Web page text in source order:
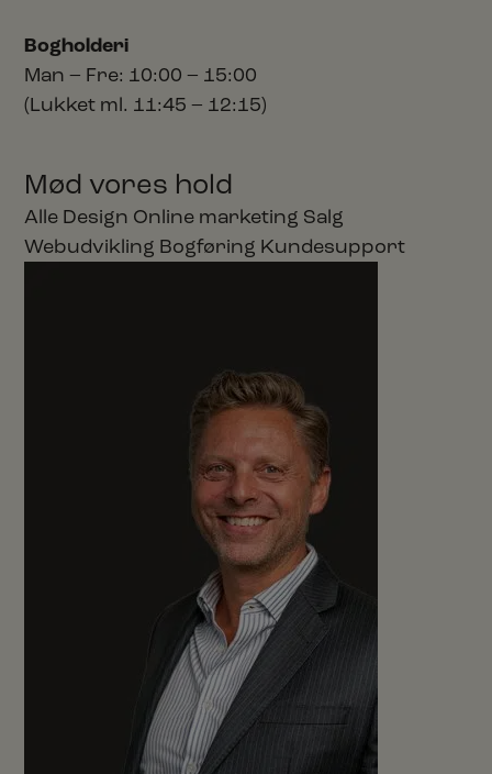
Bogholderi
Man – Fre: 10:00 – 15:00
(Lukket ml. 11:45 – 12:15)
Mød vores hold
Alle Design Online marketing Salg
Webudvikling Bogføring Kundesupport